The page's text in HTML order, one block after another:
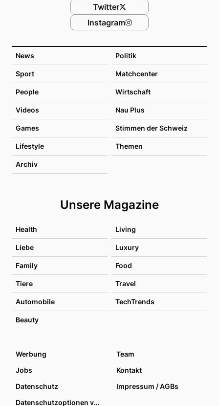
News Politik
Sport Matchcenter
People Wirtschaft
Videos Nau Plus
Games Stimmen der Schweiz
Lifestyle Themen
Archiv
Unsere Magazine
Health Living
Liebe Luxury
Family Food
Tiere Travel
Automobile TechTrends
Beauty
Twitter
Instagram
Werbung
Team
Jobs
Kontakt
Datenschutz
Impressum / AGBs
Datenschutzoptionen verwalten